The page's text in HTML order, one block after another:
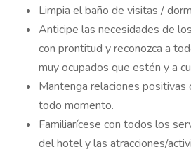
Limpia el baño de visitas /
Anticipe las necesidades de
con prontitud y reconozca a
muy ocupados que estén y a
Mantenga relaciones positivas
todo momento.
Familiarícese con todos los
del hotel y las atracciones/